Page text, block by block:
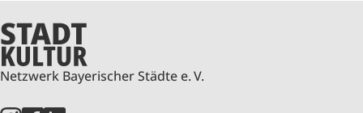
Netzwerk Bayerischer Städte e. V.